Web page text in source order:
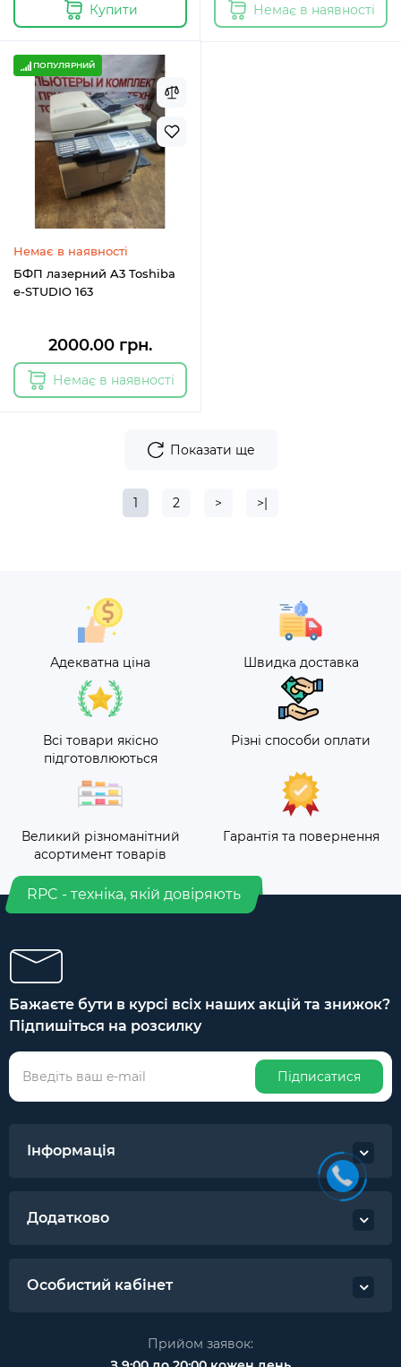
Купити Немає в наявності
ПОПУЛЯРНИЙ
Немає в наявності
БФП лазерний A3 Toshiba
e-STUDIO 163
2000.00 грн.
Немає в наявності
Показати ще
1 2 > >|
Адекватна ціна Швидка доставка
Всі товари якісно
підготовлюються
Різні способи оплати
Великий різноманітний
асортимент товарів
Гарантія та повернення
RPC - техніка, якій довіряють
Бажаєте бути в курсі всіх наших акцій та знижок?
Підпишіться на розсилку
Підписатися
Інформація
Додатково
Особистий кабінет
Прийом заявок: